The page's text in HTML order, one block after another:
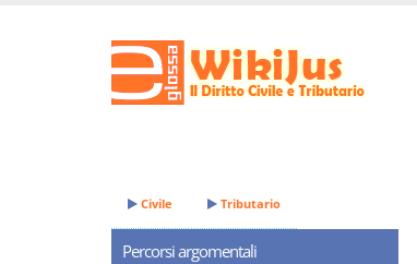
Civile Tributario
Percorsi argomentali